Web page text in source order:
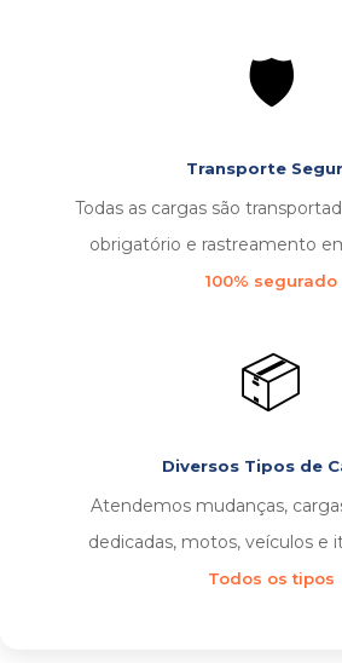
🛡️
Transporte
Todas as cargas são
obrigatório e rastreamento
100% segurado
📦
Diversos Tipos de
Atendemos mudanças,
dedicadas, motos, veículos e
Todos os tipos